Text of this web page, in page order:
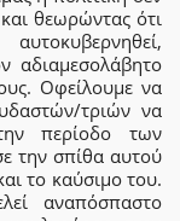
θεωρώντας ότι
αδιαμεσολάβητο
Οφείλουμε να
τριών να
περίοδο των
την σπίθα αυτού
το καύσιμο του.
αναπόσπαστο